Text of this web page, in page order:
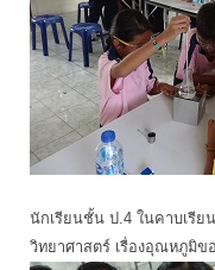
นักเรียนชั้น ป.4 ในคาบเรี
วิทยาศาสตร์ เรื่องอุณหภูมิข